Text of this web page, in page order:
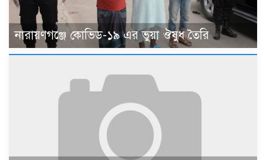
নারায়ণগঞ্জে কোভিড-১৯ এর ভুয়া ঔষুধ তৈরি